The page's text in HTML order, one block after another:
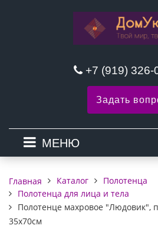
+7 (919) 326-
Задать
МЕНЮ
Главная Каталог
Полотенца
Полотенца для лица и тела
Полотенце махровое "Людовик",
35х70см